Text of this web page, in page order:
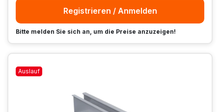
Registrieren / Anmelden
Bitte melden Sie sich an, um die Preise anzuzeigen!
Auslauf